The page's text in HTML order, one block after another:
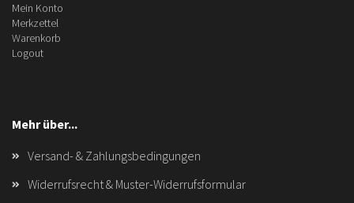
Mein Konto
Merkzettel
Warenkorb
Logout
Mehr über...
Versand- & Zahlungsbedingungen
Widerrufsrecht & Muster-Widerrufsformular